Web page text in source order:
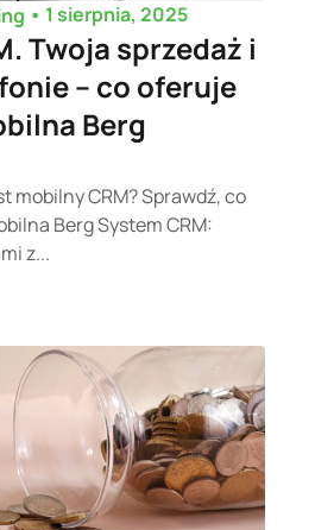
• 1 sierpnia, 2025
Twoja sprzedaż i
– co oferuje
Berg
mobilny CRM? Sprawdź, co
Berg System CRM:
z...